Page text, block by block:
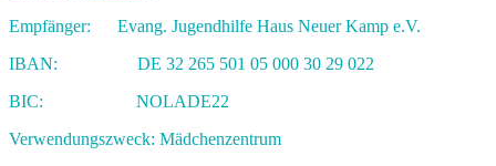
Empfänger: Evang. Jugendhilfe Haus Neuer Kamp e.V.
IBAN: DE 32 265 501 05 000 30 29 022
BIC: NOLADE22
Verwendungszweck: Mädchenzentrum